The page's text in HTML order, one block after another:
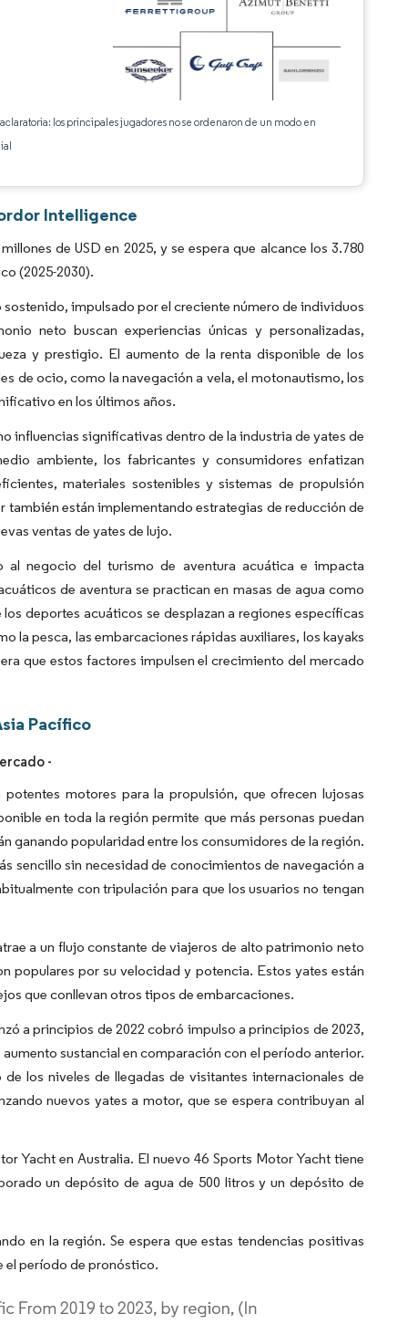
los principales jugadores no se ordenaron de un modo en
Intelligence
de USD en 2025, y se espera que alcance los 3.780
(2025-2030).
impulsado por el creciente número de individuos
neto buscan experiencias únicas y personalizadas,
y prestigio. El aumento de la renta disponible de los
de ocio, como la navegación a vela, el motonautismo, los
en los últimos años.
influencias significativas dentro de la industria de yates de
ambiente, los fabricantes y consumidores enfatizan
materiales sostenibles y sistemas de propulsión
también están implementando estrategias de reducción de
ventas de yates de lujo.
al negocio del turismo de aventura acuática e impacta
de aventura se practican en masas de agua como
deportes acuáticos se desplazan a regiones específicas
la pesca, las embarcaciones rápidas auxiliares, los kayaks
que estos factores impulsen el crecimiento del mercado
Pacífico
-
motores para la propulsión, que ofrecen lujosas
en toda la región permite que más personas puedan
ganando popularidad entre los consumidores de la región.
sencillo sin necesidad de conocimientos de navegación a
con tripulación para que los usuarios no tengan
a un flujo constante de viajeros de alto patrimonio neto
populares por su velocidad y potencia. Estos yates están
que conllevan otros tipos de embarcaciones.
a principios de 2022 cobró impulso a principios de 2023,
sustancial en comparación con el período anterior.
los niveles de llegadas de visitantes internacionales de
nuevos yates a motor, que se espera contribuyan al
Yacht en Australia. El nuevo 46 Sports Motor Yacht tiene
un depósito de agua de 500 litros y un depósito de
en la región. Se espera que estas tendencias positivas
el período de pronóstico.